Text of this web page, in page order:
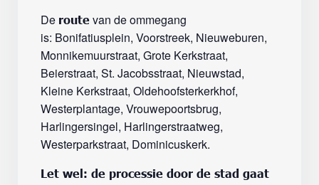
De route van de ommegang
is: Bonifatiusplein, Voorstreek, Nieuweburen,
Monnikemuurstraat, Grote Kerkstraat,
Beierstraat, St. Jacobsstraat, Nieuwstad,
Kleine Kerkstraat, Oldehoofsterkerkhof,
Westerplantage, Vrouwepoortsbrug,
Harlingersingel, Harlingerstraatweg,
Westerparkstraat, Dominicuskerk.
Let wel: de processie door de stad gaat